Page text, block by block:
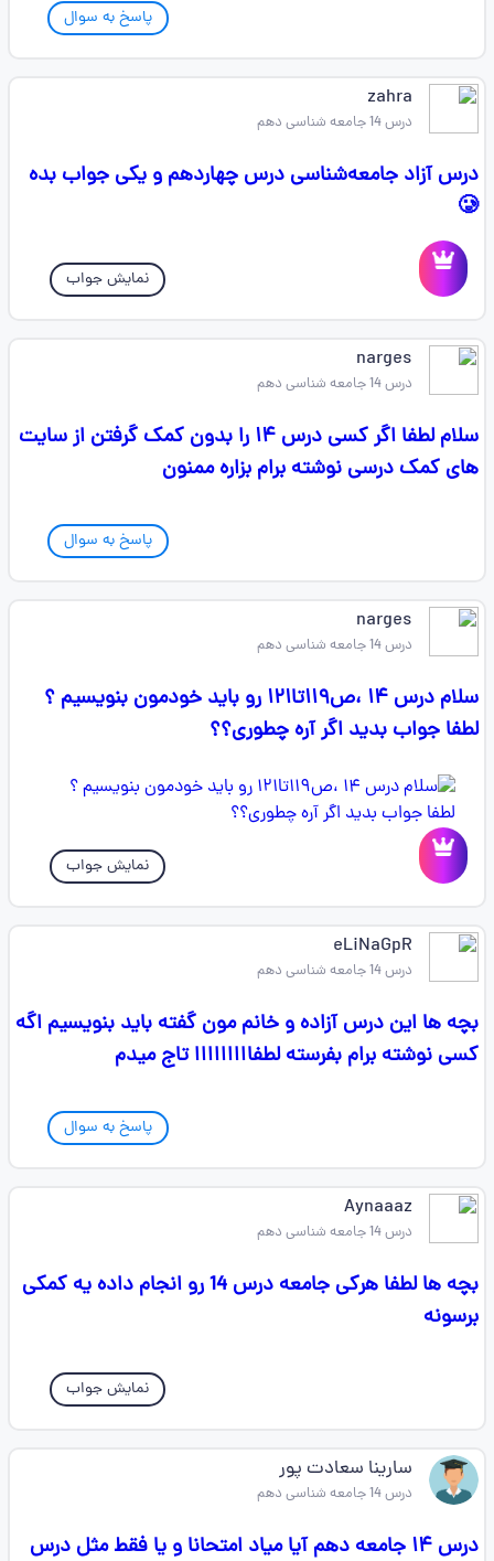
پاسخ به سوال
zahra
درس 14 جامعه شناسی دهم
درس آزاد جامعه‌شناسی درس چهاردهم و یکی جواب بده
🥲
نمایش جواب
narges
درس 14 جامعه شناسی دهم
سلام لطفا اگر کسی درس ۱۴ را بدون کمک گرفتن از سایت
های کمک درسی نوشته برام بزاره ممنون
پاسخ به سوال
narges
درس 14 جامعه شناسی دهم
سلام درس ۱۴ ،ص۱۱۹تا۱۲۱ رو باید خودمون بنویسیم ؟
لطفا جواب بدید اگر آره چطوری؟؟
نمایش جواب
eLiNaGpR
درس 14 جامعه شناسی دهم
بچه ها این درس آزاده و خانم مون گفته باید بنویسیم اگه
کسی نوشته برام بفرسته لطفااااااااا تاج میدم
پاسخ به سوال
Aynaaaz
درس 14 جامعه شناسی دهم
بچه ها لطفا هرکی جامعه درس 14 رو انجام داده یه کمکی
برسونه
نمایش جواب
سارینا سعادت پور
درس 14 جامعه شناسی دهم
درس ۱۴ جامعه دهم آیا میاد امتحانا و یا فقط مثل درس